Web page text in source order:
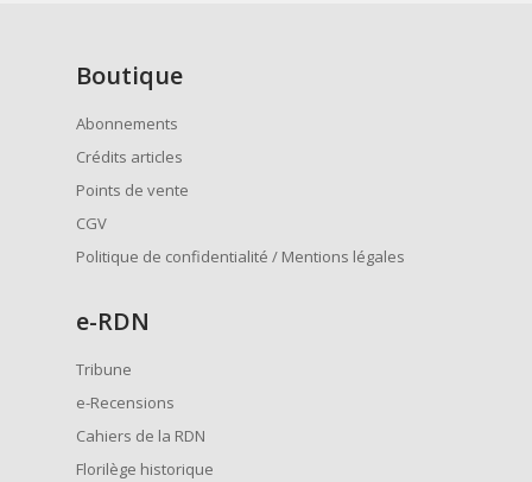
Boutique
Abonnements
Crédits articles
Points de vente
CGV
Politique de confidentialité / Mentions légales
e-RDN
Tribune
e-Recensions
Cahiers de la RDN
Florilège historique